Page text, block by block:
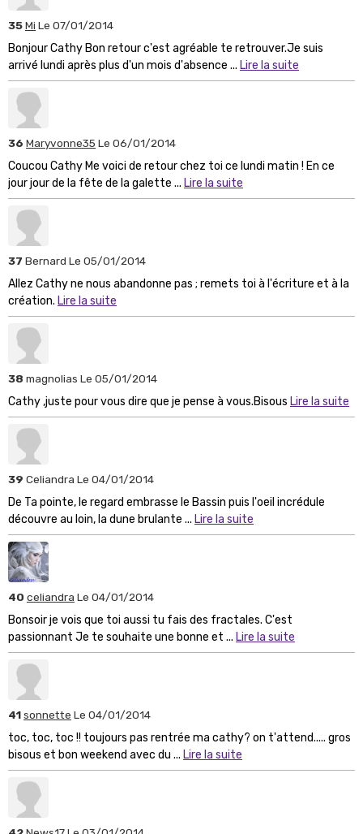
35Mi Le 07/01/2014
Bonjour Cathy Bon retour c'est agréable te retrouver.Je suis
arrivé lundi après plus d'un mois d'absence ... Lire la suite
36 Maryvonne35 Le 06/01/2014
Coucou Cathy Me voici de retour chez toi ce lundi matin ! En ce
jour jour de la fête de la galette ... Lire la suite
37 Bernard Le 05/01/2014
Allez Cathy ne nous abandonne pas ; remets toi à l'écriture et à la
création. Lire la suite
38 magnolias Le 05/01/2014
Cathy ,juste pour vous dire que je pense à vous.Bisous Lire la suite
39 Celiandra Le 04/01/2014
De Ta pointe, le regard embrasse le Bassin puis l'oeil incrédule
découvre au loin, la dune brulante ... Lire la suite
40 celiandra Le 04/01/2014
Bonsoir je vois que toi aussi tu fais des fractales. C'est
passionnant Je te souhaite une bonne et ... Lire la suite
41sonnette Le 04/01/2014
toc, toc, toc !! toujours pas rentrée ma cathy? on t'attend..... gros
bisous et bon weekend avec du ... Lire la suite